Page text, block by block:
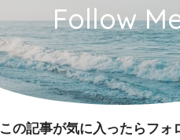
Follow
この記事が気に入ったらフォ